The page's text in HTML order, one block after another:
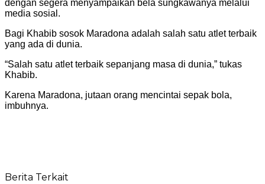
dengan segera menyampaikan bela sungkawanya melalui
media sosial.
Bagi Khabib sosok Maradona adalah salah satu atlet terbaik
yang ada di dunia.
“Salah satu atlet terbaik sepanjang masa di dunia,” tukas
Khabib.
Karena Maradona, jutaan orang mencintai sepak bola,
imbuhnya.
Berita Terkait